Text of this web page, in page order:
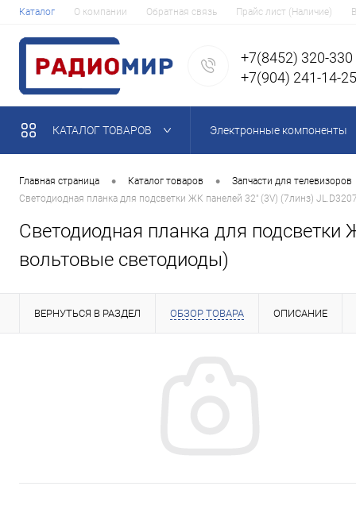
Каталог О компании Обратная связь Прайс лист (Наличие)
+7(8452) 320-330
+7(904) 241-14-25
КАТАЛОГ ТОВАРОВ Электронные компоненты
Главная страница • Каталог товаров •
Запчасти для телевизоров
Светодиодная планка для подсветки ЖК панелей 32" (3V) (7линз)
Светодиодная планка для
вольтовые светодиоды)
ВЕРНУТЬСЯ В РАЗДЕЛ ОБЗОР ТОВАРА ОПИСАНИЕ